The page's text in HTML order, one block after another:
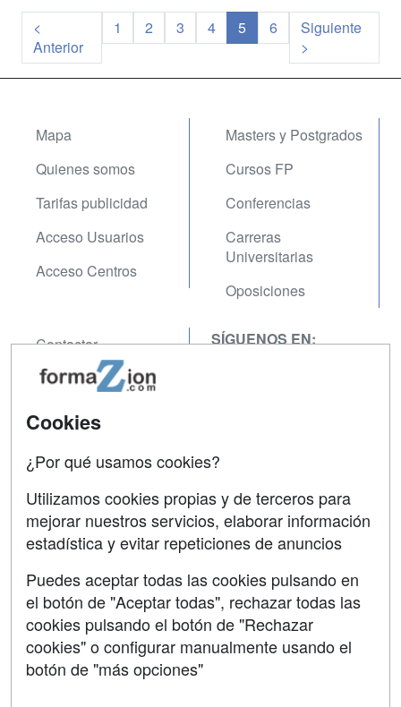
<
Anterior
1 2 3 4 5 6
Siguiente
>
Mapa
Quienes somos
Tarifas publicidad
Acceso Usuarios
Acceso Centros
Masters y Postgrados
Cursos FP
Conferencias
Carreras
Universitarias
Oposiciones
Contactar
Confidencialidad
Aviso legal
SÍGUENOS EN:
Grupo formazion:
Cookies
¿Por qué usamos cookies?
Utilizamos cookies propias y de terceros para
mejorar nuestros servicios, elaborar información
estadística y evitar repeticiones de anuncios
Puedes aceptar todas las cookies pulsando en
el botón de "Aceptar todas", rechazar todas las
cookies pulsando el botón de "Rechazar
cookies" o configurar manualmente usando el
botón de "más opciones"